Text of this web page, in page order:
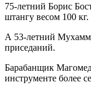
75-летний Борис
штангу весом 100 кг.
А 53-летний
приседаний.
Барабанщик
инструменте более